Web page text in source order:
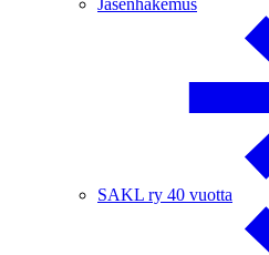
Jäsenhakemus
SAKL ry 40 vuotta